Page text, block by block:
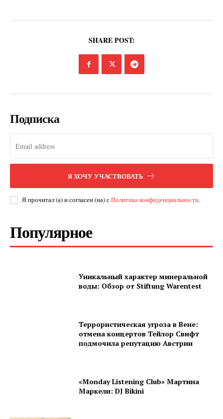
SHARE POST:
Подписка
Я ХОЧУ УЧАСТВОВАТЬ
Я прочитал (а) и согласен (на) сПолитика конфиденциальности.
Популярное
Уникальный характер минеральной
воды: Обзор от Stiftung Warentest
Террористическая угроза в Вене:
отмена концертов Тейлор Свифт
подмочила репутацию Австрии
«Monday Listening Club» Мартина
Маркели: DJ Bikini